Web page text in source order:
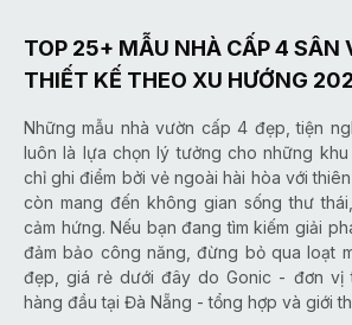
TOP 25+ MẪU NHÀ CẤP 4 SÂN
THIẾT KẾ THEO XU HƯỚNG
Những mẫu nhà vườn cấp 4 đẹp, tiện
luôn là lựa chọn lý tưởng cho những
chỉ ghi điểm bởi vẻ ngoài hài hòa với
còn mang đến không gian sống thư
cảm hứng. Nếu bạn đang tìm kiếm giải
đảm bảo công năng, đừng bỏ qua loạt
đẹp, giá rẻ dưới đây do Gonic - đơn vị
hàng đầu tại Đà Nẵng - tổng hợp và giới